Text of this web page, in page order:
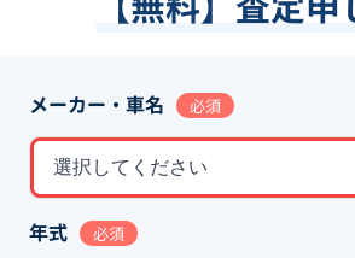
メーカー・車名 必須
選択してください
年式 必須